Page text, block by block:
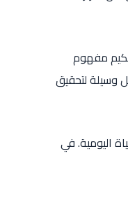
مفهوم
وسيلة لتحقيق
اليومية. في